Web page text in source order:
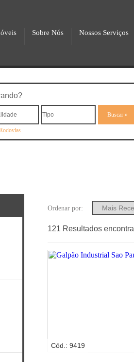
Sobre Nós Nossos Serviços
Ordenar por:
121 Resultados
Cód.: 9419